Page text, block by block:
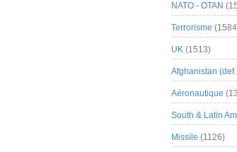
NATO - OTAN
Terrorisme
UK (1513)
Afghanistan
Aéronautique
South & Latin
Missile (1126)